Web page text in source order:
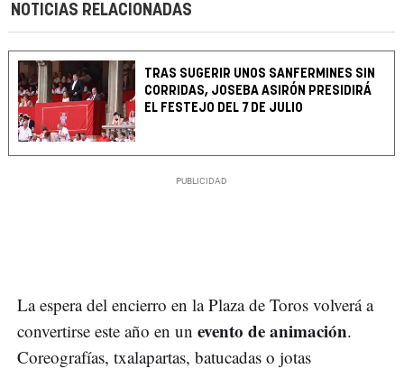
NOTICIAS RELACIONADAS
TRAS SUGERIR UNOS SANFERMINES SIN
CORRIDAS, JOSEBA ASIRÓN PRESIDIRÁ
EL FESTEJO DEL 7 DE JULIO
La espera del encierro en la Plaza de Toros volverá a
convertirse este año en un evento de animación.
Coreografías, txalapartas, batucadas o jotas